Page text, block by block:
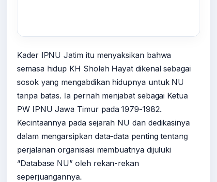
Kader IPNU Jatim itu menyaksikan bahwa
semasa hidup KH Sholeh Hayat dikenal sebagai
sosok yang mengabdikan hidupnya untuk NU
tanpa batas. Ia pernah menjabat sebagai Ketua
PW IPNU Jawa Timur pada 1979-1982.
Kecintaannya pada sejarah NU dan dedikasinya
dalam mengarsipkan data-data penting tentang
perjalanan organisasi membuatnya dijuluki
“Database NU” oleh rekan-rekan
seperjuangannya.